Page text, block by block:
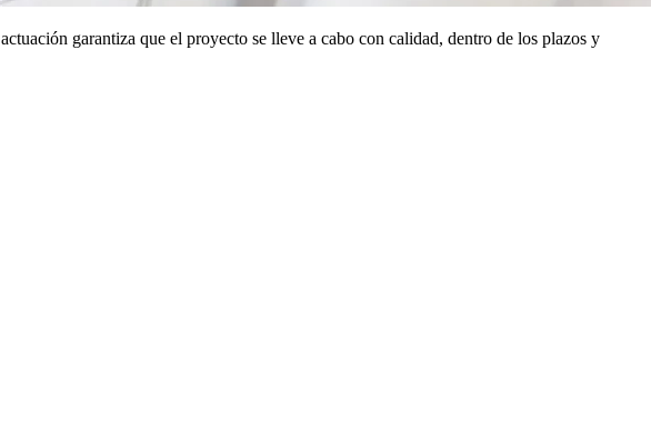
garantiza que el proyecto se lleve a cabo con calidad, dentro de los plazos y